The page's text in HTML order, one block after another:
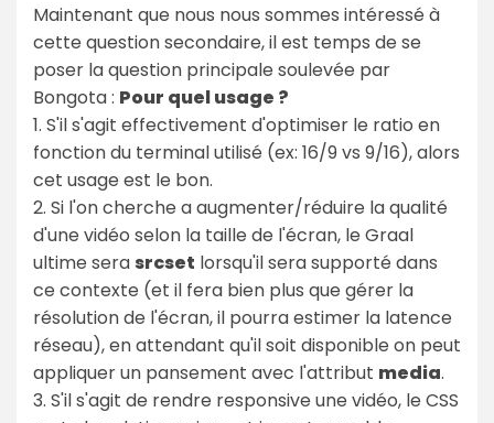
Maintenant que nous nous sommes intéressé à
cette question secondaire, il est temps de se
poser la question principale soulevée par
Bongota : Pour quel usage ?
1. S'il s'agit effectivement d'optimiser le ratio en
fonction du terminal utilisé (ex: 16/9 vs 9/16), alors
cet usage est le bon.
2. Si l'on cherche a augmenter/réduire la qualité
d'une vidéo selon la taille de l'écran, le Graal
ultime serasrcset lorsqu'il sera supporté dans
ce contexte (et il fera bien plus que gérer la
résolution de l'écran, il pourra estimer la latence
réseau), en attendant qu'il soit disponible on peut
appliquer un pansement avec l'attribut media.
3. S'il s'agit de rendre responsive une vidéo, le CSS